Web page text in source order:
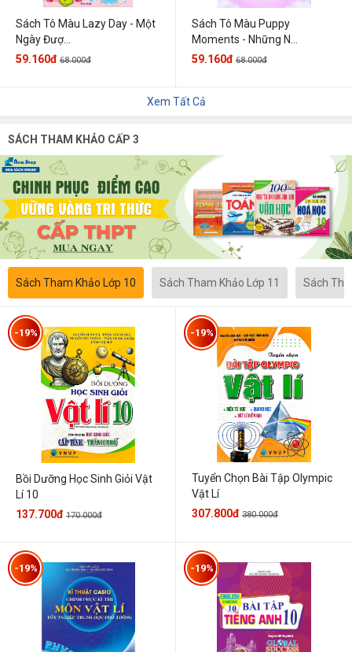
Sách Tô Màu Lazy Day - Một
Ngày Đượ...
59.160đ 68.000đ
Sách Tô Màu Puppy
Moments - Những N...
59.160đ 68.000đ
Xem Tất Cả
SÁCH THAM KHẢO CẤP 3
Sách Tham Khảo Lớp 10 Sách Tham Khảo Lớp 11 Sách
Bồi Dưỡng Học Sinh Giỏi Vật
Lí 10
-19%
137.700đ 170.000đ
Tuyển Chọn Bài Tập Olympic
Vật Lí
-19%
307.800đ 380.000đ
-19% -19%